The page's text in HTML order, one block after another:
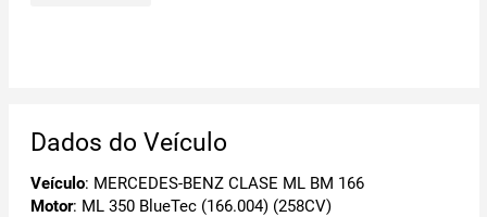
Dados do Veículo
Veículo: MERCEDES-BENZ CLASE ML BM 166
Motor: ML 350 BlueTec (166.004) (258CV)